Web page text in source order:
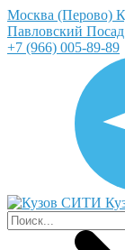
Москва (Перово)
Павловский
+7 (966) 005-89-89